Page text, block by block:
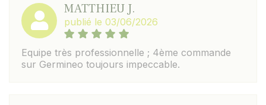
MATTHIEU J.
publié le 03/06/2026
Equipe très professionnelle ; 4ème commande
sur Germineo toujours impeccable.